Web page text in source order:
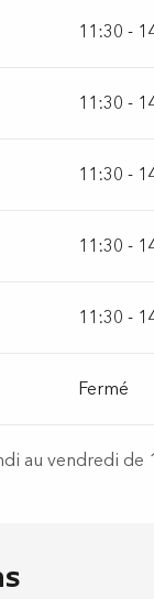
11:30 -
11:30 -
11:30 -
11:30 -
11:30 -
Fermé
au vendredi de